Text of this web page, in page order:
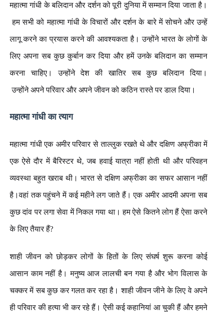
महात्मा गांधी के बलिदान और दर्शन को पूरी दुनिया में सम्मान दिया जाता है।
हम सभी को महात्मा गांधी के विचारों और दर्शन के बारे में सोचने और उन्हें
लागू करने का प्रयास करने की आवश्यकता है।उन्होंने भारत के लोगों के
लिए अपना सब कुछ कुर्बान कर दिया और हमें उनके बलिदान का सम्मान
करना चाहिए।उन्होंने देश की खातिर सब कुछ बलिदान दिया।
उन्होंनेअपने परिवार और अपने जीवन को कठिन रास्ते पर डाल दिया।
महात्मा गांधी का त्याग
महात्मा गांधी एक अमीर परिवार से ताल्लुक रखते थे और दक्षिण अफ्रीका में
एक ऐसे दौर में बैरिस्टर थे,जब हवाई यात्रानहीं होती थी और परिवहन
व्यवस्था बहुत खराब थी। भारत से दक्षिण अफ्रीका का सफर आसान नहीं
है।वहां तक पहुंचने में कई महीने लग जाते हैं। एक अमीर आदमी अपना सब
कुछ दांव पर लगा सेवा में निकल गया था। हम ऐसे कितने लोग हैं ऐसा करने
के लिए तैयार हैं?
शाहीजीवन को छोड़कर लोगों के हितों के लिए संघर्ष शुरू करना कोई
आसान काम नहीं है।मनुष्य आज लालची बन गया है और भोग विलास के
चक्कर में सब कुछ कर गलत कर रहा है।शाही जीवन जीने के लिए वे अपने
ही परिवार की हत्या भी कर रहे हैं।ऐसी कई कहानियां आ चुकी हैं और हमने